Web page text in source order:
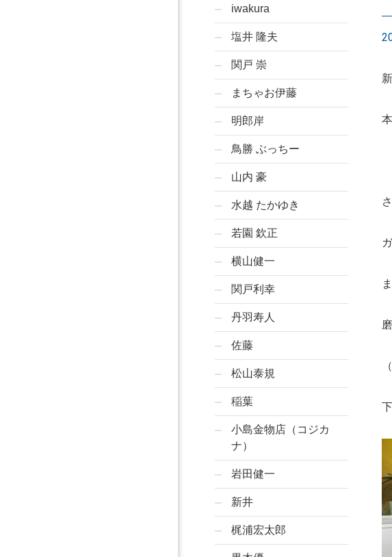
iwakura
塩井 隆夫
関戸 崇
まちゃお伊藤
明郎岸
鳥勝 ぶっちー
山内 豪
水越 たかゆき
若園 欽正
横山健一
関戸利幸
丹羽寿人
佐藤
松山泰規
稲葉
小島金物店（コジカ
ナ）
岩田健一
新井
梶浦宏太郎